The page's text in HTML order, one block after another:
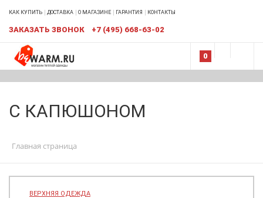
КАК КУПИТЬ ДОСТАВКА О МАГАЗИНЕ ГАРАНТИЯ КОНТАКТЫ
ЗАКАЗАТЬ ЗВОНОК +7 (495) 668-63-02
0
С КАПЮШОНОМ
Главная страница
ВЕРХНЯЯ ОДЕЖДА